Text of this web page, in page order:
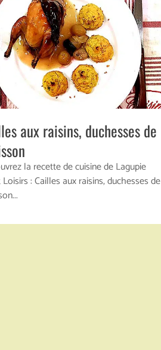
aux raisins, duchesses de
la recette de cuisine de Lagupie
: Cailles aux raisins, duchesses de